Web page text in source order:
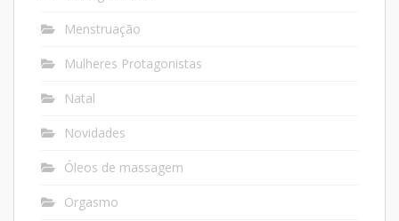
Menstruação
Mulheres Protagonistas
Natal
Novidades
Óleos de massagem
Orgasmo